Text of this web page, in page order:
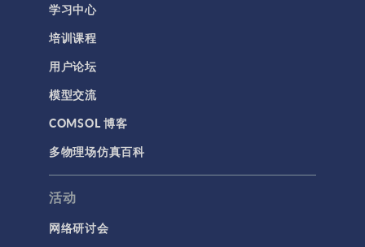
学习中心
培训课程
用户论坛
模型交流
COMSOL 博客
多物理场仿真百科
活动
网络研讨会